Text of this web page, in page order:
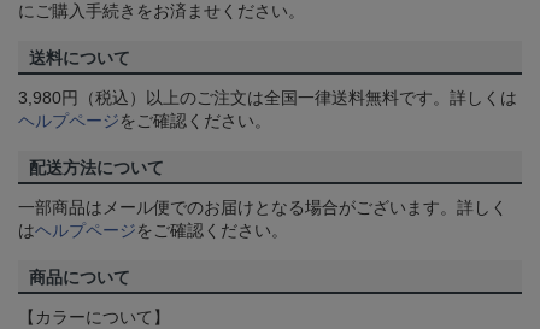
にご購入手続きをお済ませください。
送料について
3,980円（税込）以上のご注文は全国一律送料無料です。詳しくは
ヘルプページをご確認ください。
配送方法について
一部商品はメール便でのお届けとなる場合がございます。詳しく
はヘルプページをご確認ください。
商品について
【カラーについて】